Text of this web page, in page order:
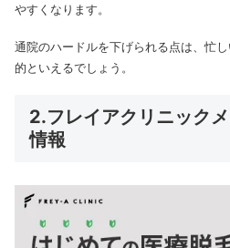
やすくなります。
通院のハードルを下げられる点は、忙
的といえるでしょう。
2.フレイアクリニック
情報